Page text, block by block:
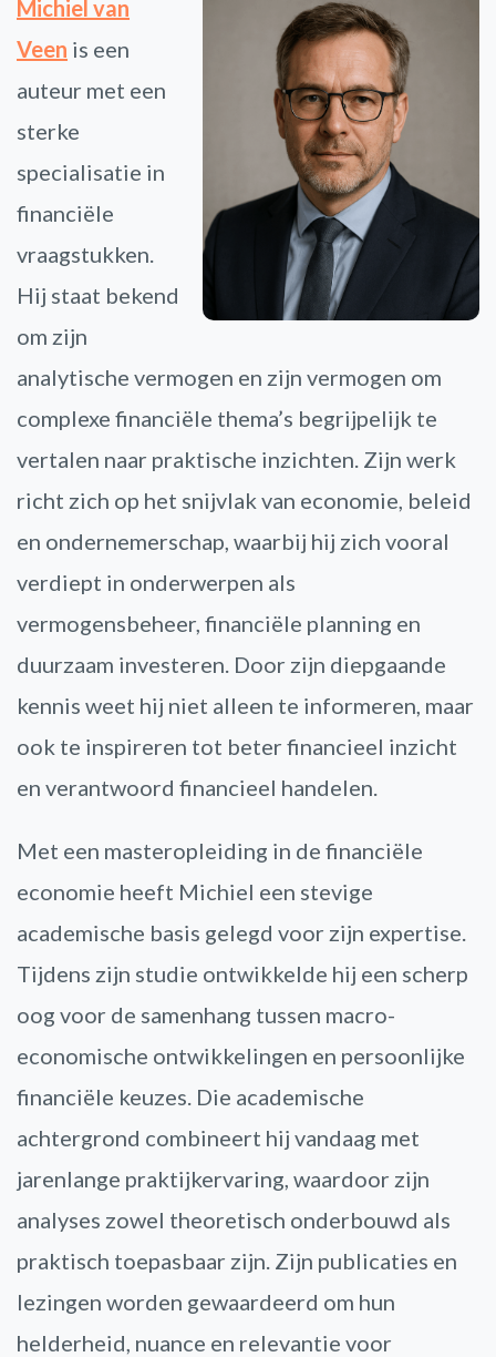
Michiel van
Veen is een
auteur met een
sterke
specialisatie in
financiële
vraagstukken.
Hij staat bekend
om zijn
analytische vermogen en zijn vermogen om
complexe financiële thema’s begrijpelijk te
vertalen naar praktische inzichten. Zijn werk
richt zich op het snijvlak van economie, beleid
en ondernemerschap, waarbij hij zich vooral
verdiept in onderwerpen als
vermogensbeheer, financiële planning en
duurzaam investeren. Door zijn diepgaande
kennis weet hij niet alleen te informeren, maar
ook te inspireren tot beter financieel inzicht
en verantwoord financieel handelen.
Met een masteropleiding in de financiële
economie heeft Michiel een stevige
academische basis gelegd voor zijn expertise.
Tijdens zijn studie ontwikkelde hij een scherp
oog voor de samenhang tussen macro-
economische ontwikkelingen en persoonlijke
financiële keuzes. Die academische
achtergrond combineert hij vandaag met
jarenlange praktijkervaring, waardoor zijn
analyses zowel theoretisch onderbouwd als
praktisch toepasbaar zijn. Zijn publicaties en
lezingen worden gewaardeerd om hun
helderheid, nuance en relevantie voor